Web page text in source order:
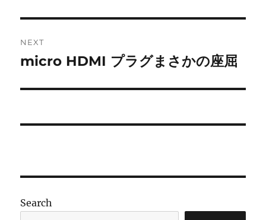
NEXT
Next
micro HDMI プラグまさかの座屈
Search